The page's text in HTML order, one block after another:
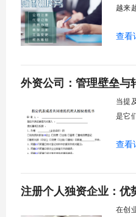
越来
这一
显著
杂的
注
查看
外资公司：管理壁垒与
当提
是它
济增
港澳
之二
查看
注册个人独资企业：优
在创